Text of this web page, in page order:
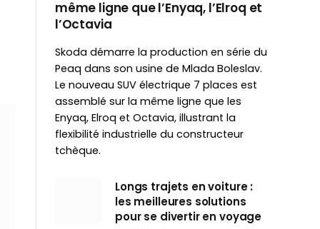
même ligne que l’Enyaq, l’Elroq et
l’Octavia
Skoda démarre la production en série du
Peaq dans son usine de Mlada Boleslav.
Le nouveau SUV électrique 7 places est
assemblé sur la même ligne que les
Enyaq, Elroq et Octavia, illustrant la
flexibilité industrielle du constructeur
tchèque.
Longs trajets en voiture :
les meilleures solutions
pour se divertir en voyage